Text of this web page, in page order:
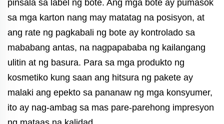
pinsala sa label ng bote. Ang mga bote ay pumasok
sa mga karton nang may matatag na posisyon, at
ang rate ng pagkabali ng bote ay kontrolado sa
mababang antas, na nagpapababa ng kailangang
ulitin at ng basura. Para sa mga produkto ng
kosmetiko kung saan ang hitsura ng pakete ay
malaki ang epekto sa pananaw ng mga konsyumer,
ito ay nag-ambag sa mas pare-parehong impresyon